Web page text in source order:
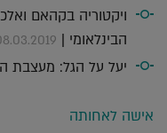
ויקטוריה בקהאם
הבינלאומי |
יעל על הגל: מעצבת
אישה לאחותה